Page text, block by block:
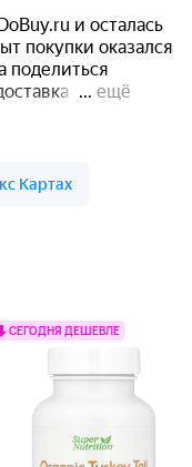
СЕГОДНЯ ДЕШЕВЛЕ